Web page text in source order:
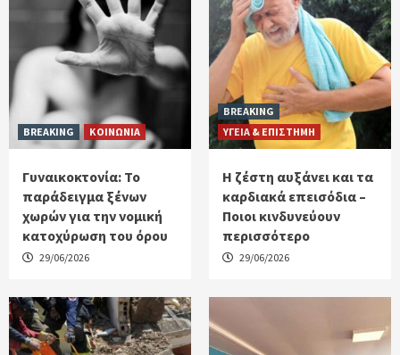
BREAKING ΚΟΙΝΩΝΙΑ
Γυναικοκτονία: Το
παράδειγμα ξένων
χωρών για την νομική
κατοχύρωση του όρου
29/06/2026
BREAKING
ΥΓΕΙΑ & ΕΠΙΣΤΗΜΗ
Η ζέστη αυξάνει και τα
καρδιακά επεισόδια –
Ποιοι κινδυνεύουν
περισσότερο
29/06/2026